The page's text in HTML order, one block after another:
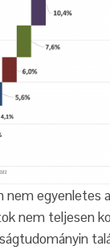
nem egyenletes
nem teljesen